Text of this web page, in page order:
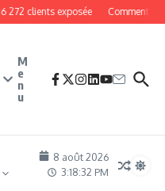
clients exposée Comment
M
e
n
u
8 août 2026
3:18:34 PM